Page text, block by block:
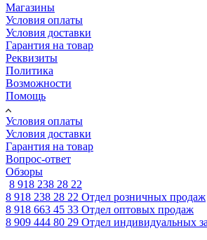
Магазины
Условия оплаты
Условия доставки
Гарантия на товар
Реквизиты
Политика
Возможности
Помощь
Условия оплаты
Условия доставки
Гарантия на товар
Вопрос-ответ
Обзоры
8 918 238 28 22
8 918 238 28 22 Отдел розничных продаж
8 918 663 45 33 Отдел оптовых продаж
8 909 444 80 29 Отдел индивидуальных